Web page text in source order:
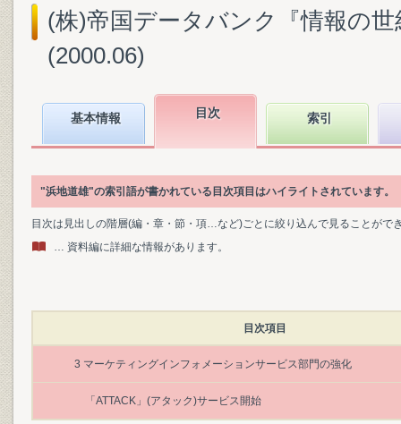
(株)帝国データバンク『情報の
(2000.06)
基本情報 目次 索引
"浜地道雄"の索引語が書かれている目次項目はハイライトされています。
目次は見出しの階層(編・章・節・項…など)ごとに絞り込んで見ることがで
… 資料編に詳細な情報があります。
目次項目
3 マーケティングインフォメーションサービス部門の強化
「ATTACK」(アタック)サービス開始